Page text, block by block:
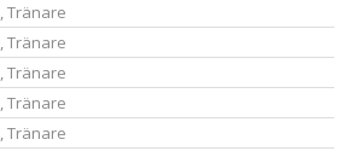
, Tränare
, Tränare
, Tränare
, Tränare
, Tränare